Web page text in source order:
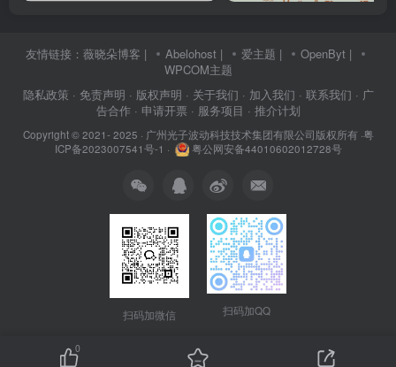
友情链接： 薇晓朵博客 | Abelohost | 爱主题 | OpenByt |
WPCOM主题
隐私政策 · 免责声明 · 版权声明 · 关于我们 · 加入我们 · 联系我们 · 广
告合作 · 申请开票 · 服务项目 · 推介计划
Copyright © 2021- 2025 · 广州光子波动科技技术集团有限公司版权所有·粤
ICP备2023007541号-1 · 粤公网安备44010602012728号
扫码加微信 扫码加QQ
0